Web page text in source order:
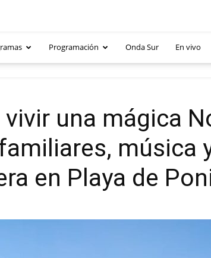
Programación Onda Sur En vivo
una mágica
música
en Playa de